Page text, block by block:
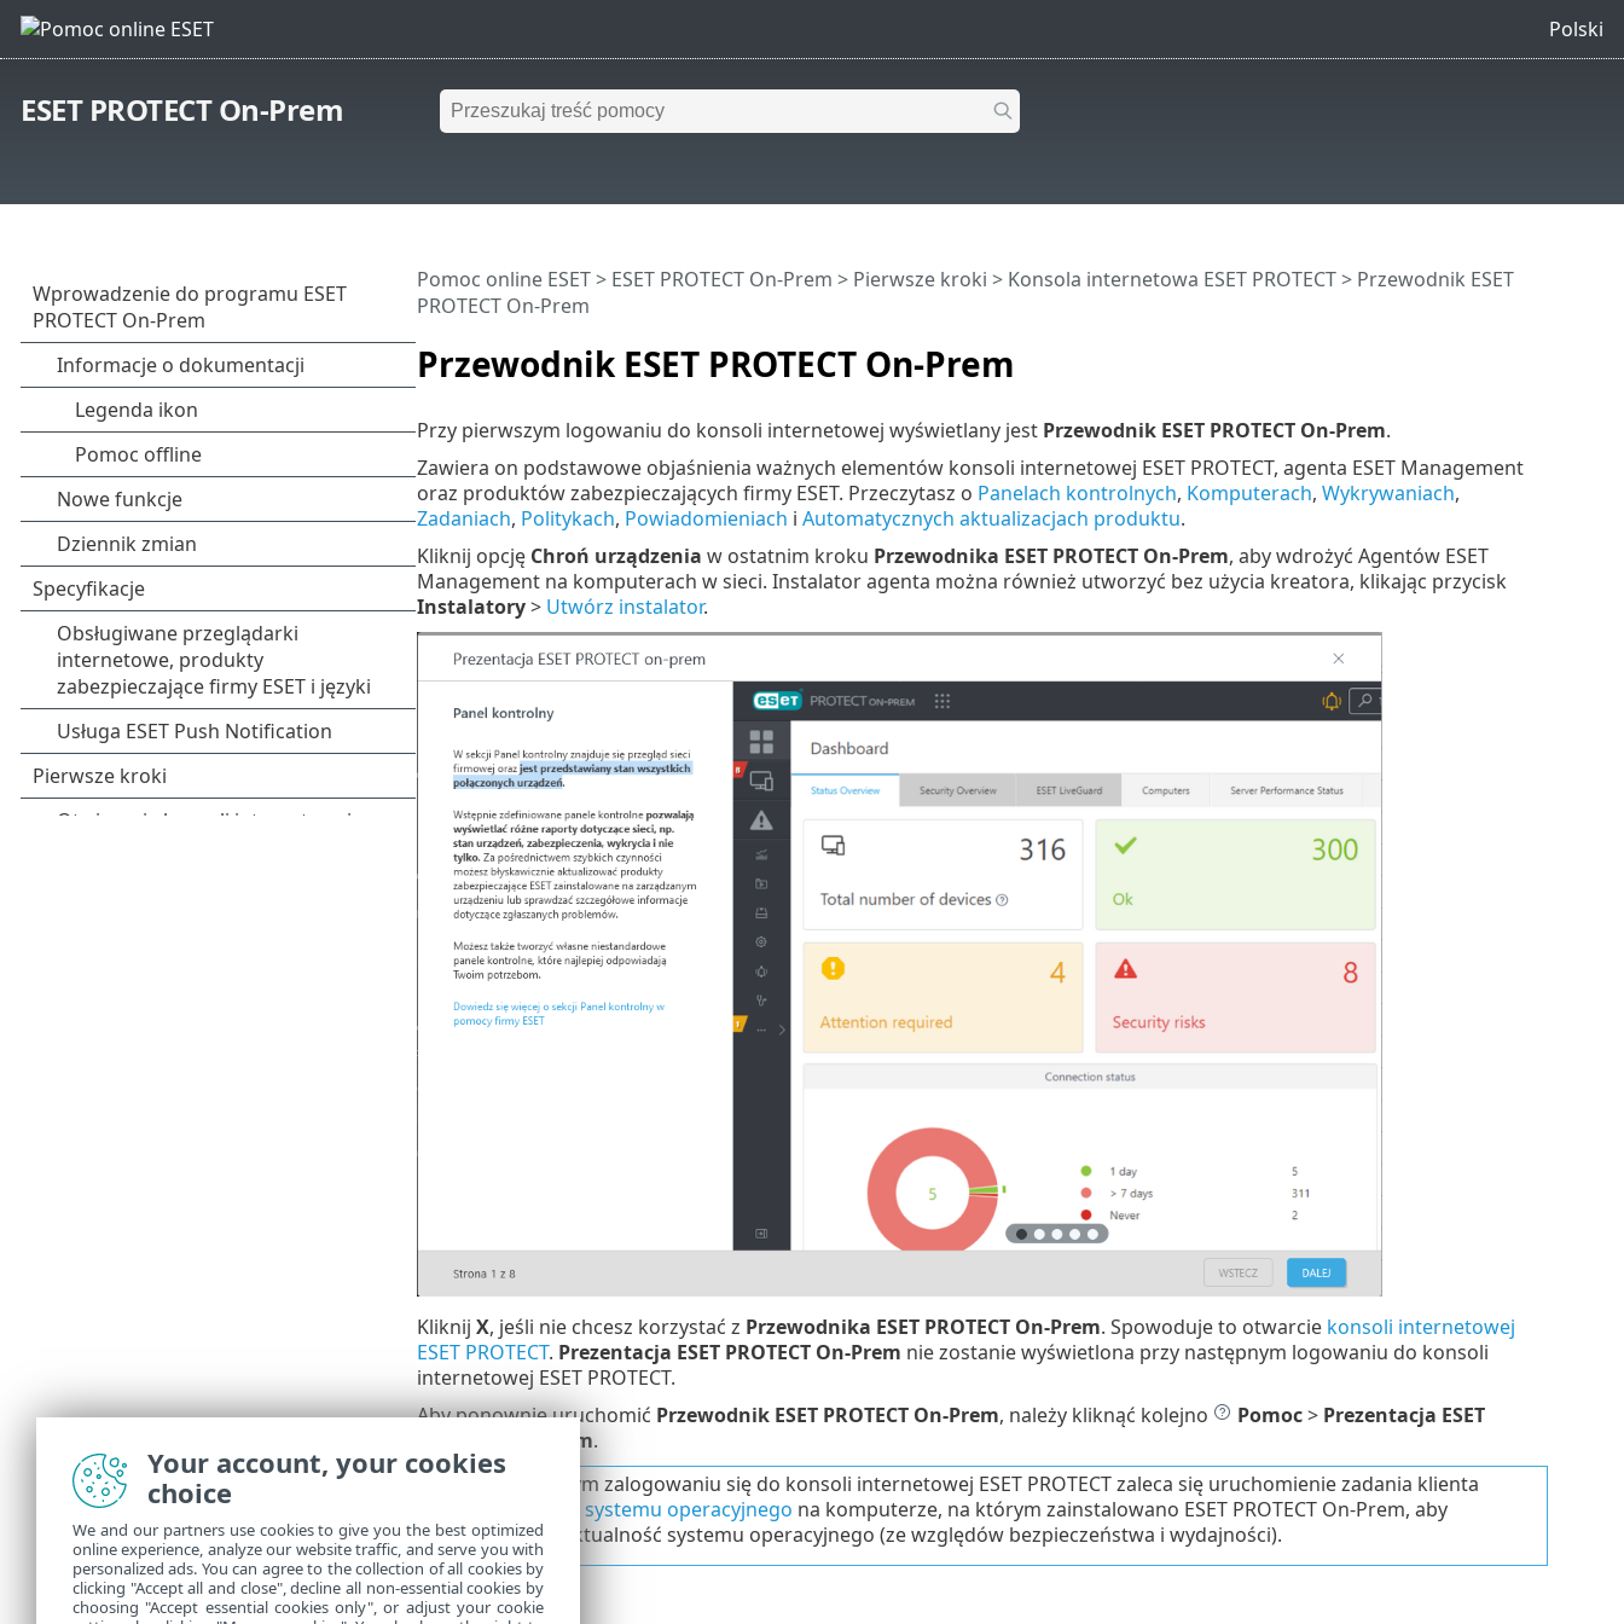
Polski
ESET PROTECT On-Prem
Przewodnik ESET PROTECT On-Prem
Pomoc online ESET> ESET PROTECT On-Prem > Pierwsze kroki > Konsola internetowa ESET PROTECT> Przewodnik ESET
PROTECT On-Prem
Przy pierwszym logowaniu do konsoli internetowej wyświetlany jest Przewodnik ESET PROTECT On-Prem.
Zawiera on podstawowe objaśnienia ważnych elementów konsoli internetowej ESET PROTECT, agenta ESET Management
oraz produktów zabezpieczających firmy ESET. Przeczytasz o Panelach kontrolnych, Komputerach, Wykrywaniach,
Zadaniach, Politykach, Powiadomieniach i Automatycznych aktualizacjach produktu.
Kliknij opcję Chroń urządzenia w ostatnim kroku Przewodnika ESET PROTECT On-Prem, aby wdrożyć Agentów ESET
Management na komputerach w sieci. Instalator agenta można również utworzyć bez użycia kreatora, klikając przycisk
Instalatory> Utwórz instalator.
Kliknij X, jeśli nie chcesz korzystać z Przewodnika ESET PROTECT On-Prem. Spowoduje to otwarcie konsoli internetowej
ESET PROTECT. Prezentacja ESET PROTECT On-Prem nie zostanie wyświetlona przy następnym logowaniu do konsoli
internetowej ESET PROTECT.
Aby ponownie uruchomić Przewodnik ESET PROTECT On-Prem, należy kliknąć kolejno Pomoc> Prezentacja ESET
PROTECT On-Prem.
Po pierwszym zalogowaniu się do konsoli internetowej ESET PROTECT zaleca się uruchomienie zadania klienta
Aktualizacja systemu operacyjnego na komputerze, na którym zainstalowano ESET PROTECT On-Prem, aby
zapewnić aktualność systemu operacyjnego (ze względów bezpieczeństwa i wydajności).
Your account, your cookies
choice
We and our partners use cookies to give you the best optimized
online experience, analyze our website traffic, and serve you with
personalized ads. You can agree to the collection of all cookies by
clicking "Accept all and close", decline all non-essential cookies by
choosing "Accept essential cookies only", or adjust your cookie